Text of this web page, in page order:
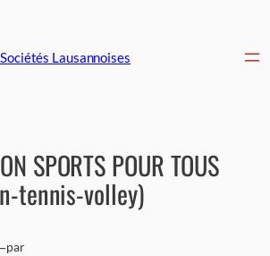
Lausannoises
SPORTS POUR TOUS
tennis-volley)
par